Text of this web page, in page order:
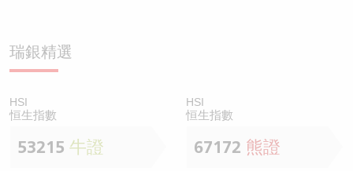
瑞銀精選
HSI
恒生指數
53215 牛證
HSI
恒生指數
67172 熊證